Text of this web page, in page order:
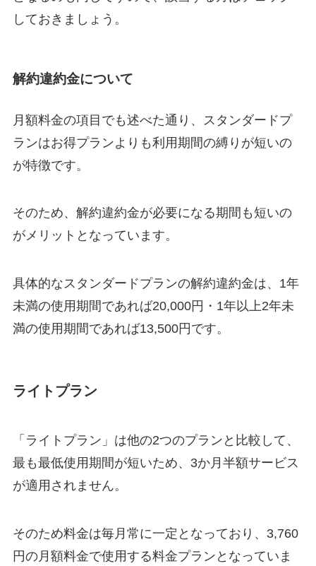
しておきましょう。
解約違約金について
月額料金の項目でも述べた通り、スタンダードプ
ランはお得プランよりも利用期間の縛りが短いの
が特徴です。
そのため、解約違約金が必要になる期間も短いの
がメリットとなっています。
具体的なスタンダードプランの解約違約金は、1年
未満の使用期間であれば20,000円・1年以上2年未
満の使用期間であれば13,500円です。
ライトプラン
「ライトプラン」は他の2つのプランと比較して、
最も最低使用期間が短いため、 3か月半額サービス
が適用されません。
そのため料金は毎月常に一定となっており、3,760
円の月額料金で使用する料金プランとなっていま